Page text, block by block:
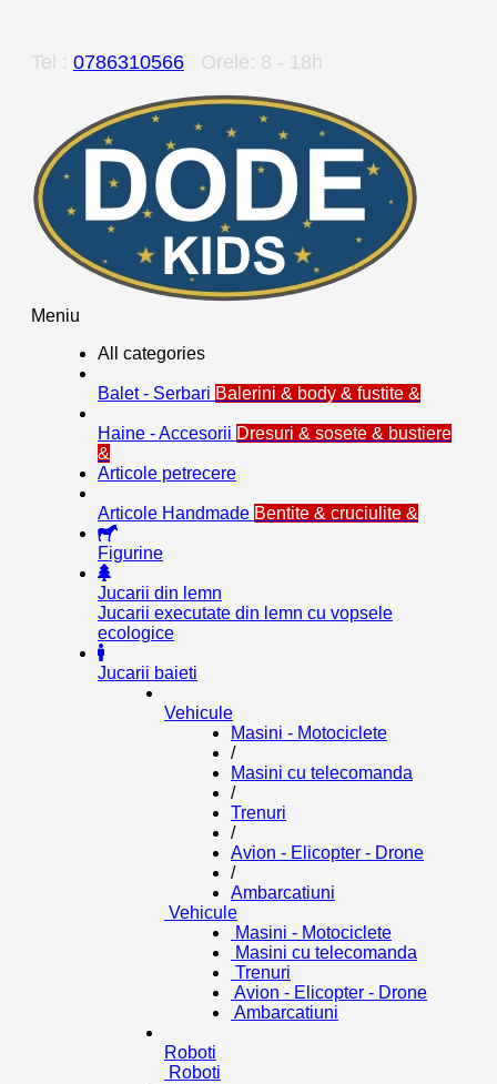
Tel : 0786310566 Orele: 8 - 18h
Meniu
All categories
Balet - Serbari Balerini & body & fustite &
Haine - Accesorii Dresuri & sosete & bustiere
&
Articole petrecere
Articole Handmade Bentite & cruciulite &
Figurine
Jucarii din lemn
Jucarii executate din lemn cu vopsele
ecologice
Jucarii baieti
Vehicule
Masini - Motociclete
/
Masini cu telecomanda
/
Trenuri
/
Avion - Elicopter - Drone
/
Ambarcatiuni
Vehicule
Masini - Motociclete
Masini cu telecomanda
Trenuri
Avion - Elicopter - Drone
Ambarcatiuni
Roboti
Roboti